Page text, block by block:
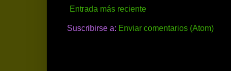
Entrada más reciente
Suscribirse a: Enviar comentarios (Atom)